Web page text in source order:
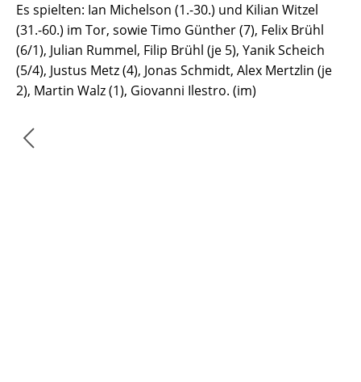
Es spielten: Ian Michelson (1.-30.) und Kilian Witzel
(31.-60.) im Tor, sowie Timo Günther (7), Felix Brühl
(6/1), Julian Rummel, Filip Brühl (je 5), Yanik Scheich
(5/4), Justus Metz (4), Jonas Schmidt, Alex Mertzlin (je
2), Martin Walz (1), Giovanni Ilestro. (im)